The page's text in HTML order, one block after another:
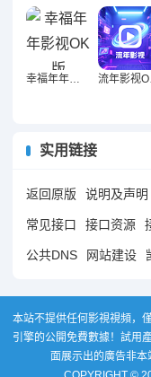
幸福年年影视OK版
实用链接
返回原版 说明及声明
常见接口 接口资源
公共DNS 网站建设
本站不提供任何影視視頻，
引擎的公開免費數據！試用
面展示出的廣告非本